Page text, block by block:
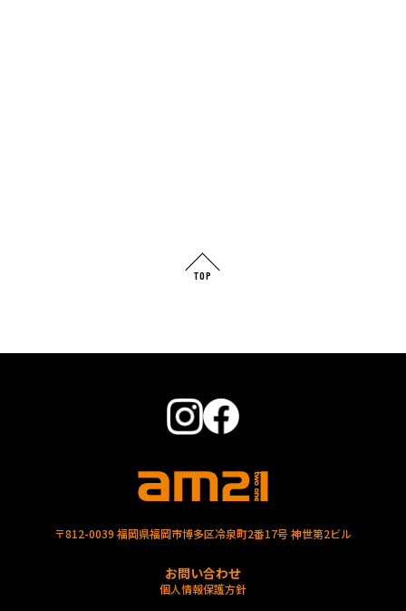
TOP
〒812-0039 福岡県福岡市博多区冷泉町2番17号 神世第2ビル
お問い合わせ
個人情報保護方針